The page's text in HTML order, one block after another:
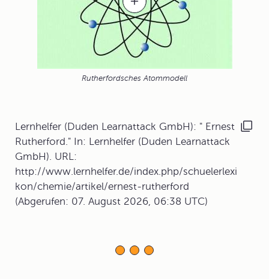
Rutherfordsches Atommodell
Lernhelfer (Duden Learnattack GmbH): " Ernest
Rutherford." In: Lernhelfer (Duden Learnattack
GmbH). URL:
http://www.lernhelfer.de/index.php/schuelerlexi
kon/chemie/artikel/ernest-rutherford
(Abgerufen: 07. August 2026, 06:38 UTC)